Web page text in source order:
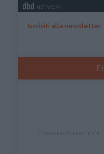
NETWORK
Iscriviti alla newsletter